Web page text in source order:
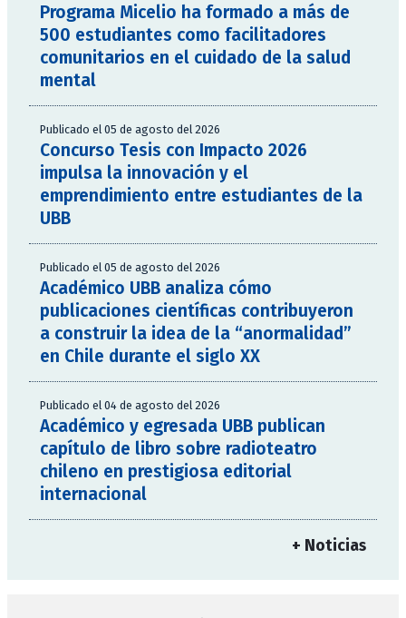
Programa Micelio ha formado a más de
500 estudiantes como facilitadores
comunitarios en el cuidado de la salud
mental
Publicado el 05 de agosto del 2026
Concurso Tesis con Impacto 2026
impulsa la innovación y el
emprendimiento entre estudiantes de la
UBB
Publicado el 05 de agosto del 2026
Académico UBB analiza cómo
publicaciones científicas contribuyeron
a construir la idea de la “anormalidad”
en Chile durante el siglo XX
Publicado el 04 de agosto del 2026
Académico y egresada UBB publican
capítulo de libro sobre radioteatro
chileno en prestigiosa editorial
internacional
+ Noticias